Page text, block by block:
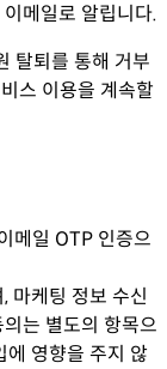
메일로 알립니다.
탈퇴를 통해 거부
스 이용을 계속할
메일 OTP 인증으
마케팅 정보 수신
는 별도의 항목으
에 영향을 주지 않